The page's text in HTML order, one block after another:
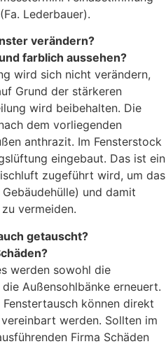
Lederbauer).
verändern?
farblich aussehen?
wird sich nicht verändern,
Grund der stärkeren
wird beibehalten. Die
dem vorliegenden
anthrazit. Im Fensterstock
eingebaut. Das ist ein
zugeführt wird, um das
und damit
vermeiden.
getauscht?
werden sowohl die
Außensohlbänke erneuert.
können direkt
werden. Sollten im
Firma Schäden